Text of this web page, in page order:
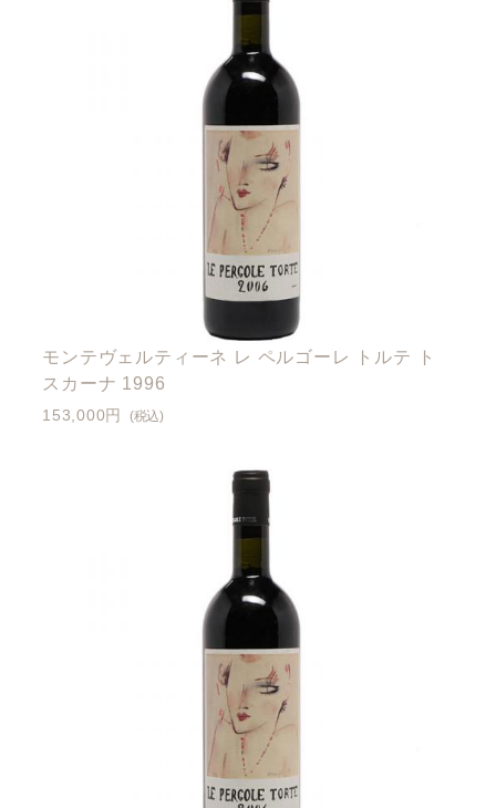
モンテヴェルティーネ レ ペルゴーレ トルテ ト
スカーナ 1996
153,000円 (税込)